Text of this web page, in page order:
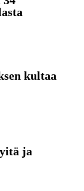
kultaa
ja